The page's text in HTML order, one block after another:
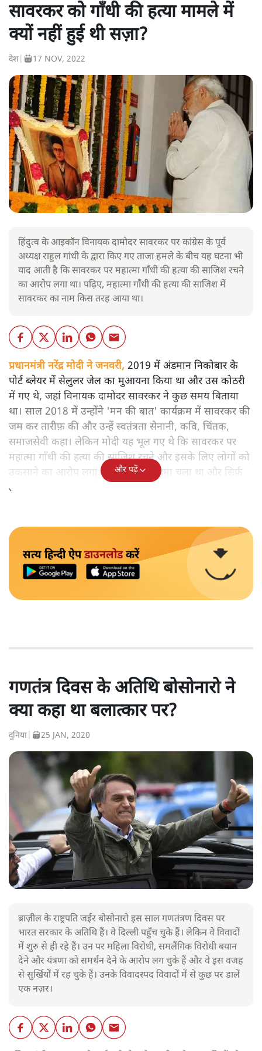
सावरकर को गाँधी की हत्या मामले में
क्यों नहीं हुई थी सज़ा?
देश 17 NOV, 2022
हिंदुत्व के आइकॉन विनायक दामोदर सावरकर पर कांग्रेस के पूर्व
अध्यक्ष राहुल गांधी के द्वारा किए गए ताजा हमले के बीच यह घटना भी
याद आती है कि सावरकर पर महात्मा गाँधी की हत्या की साजिश रचने
का आरोप लगा था। पढ़िए, महात्मा गाँधी की हत्या की साजिश में
सावरकर का नाम किस तरह आया था।
प्रधानमंत्री नरेंद्र मोदी ने जनवरी, 2019 में अंडमान निकोबार के
पोर्ट ब्लेयर में सेलुलर जेल का मुआयना किया था और उस कोठरी
में गए थे, जहां विनायक दामोदर सावरकर ने कुछ समय बिताया
था। साल 2018 में उन्होंने 'मन की बात' कार्यक्रम में सावरकर की
जम कर तारीफ़ की और उन्हें स्वतंत्रता सेनानी, कवि, चिंतक,
समाजसेवी कहा। लेकिन मोदी यह भूल गए थे कि सावरकर पर
महात्मा गाँधी की हत्या की साजिश रचने और इसके लिए लोगों को
उकसाने का आरोप लगा था, उन पर मुक़दमा चला था और सिर्फ़
तकनीकी कारणों से उन्हें सज़ा नहीं हुई थी।
और पढ़ें
सत्य हिन्दी ऐपडाउनलोडकरें
गणतंत्र दिवस के अतिथि बोसोनारो ने
क्या कहा था बलात्कार पर?
दुनिया 25 JAN, 2020
ब्राज़ील के राष्ट्रपति जईर बोसोनारो इस साल गणतंत्रण दिवस पर
भारत सरकार के अतिथि हैं। वे दिल्ली पहुँच चुके हैं। लेकिन वे विवादों
में शुरु से ही रहे हैं। उन पर महिला विरोधी, समलैंगिक विरोधी बयान
देने और यंत्रणा को समर्थन देने के आरोप लग चुके हैं और वे इस वजह
से सुर्खियोें में रह चुके हैं। उनके विवादस्पद विवादों में से कुछ पर डालें
एक नज़र।